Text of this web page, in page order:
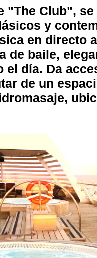
"The Club",
y
en directo
de baile,
el día. Da
de un